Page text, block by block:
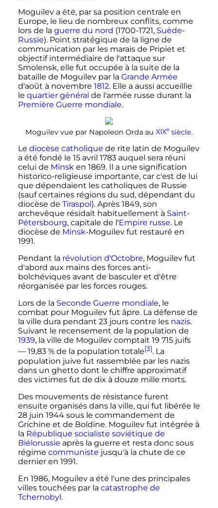
Moguilev a été, par sa position centrale en
Europe, le lieu de nombreux conflits, comme
lors de la guerre du nord (1700-1721, Suède-
Russie). Point stratégique de la ligne de
communication par les marais de Pripiet et
objectif intermédiaire de l'attaque sur
Smolensk, elle fut occupée à la suite de la
bataille de Moguilev par la Grande Armée
d'août à novembre 1812. Elle a aussi accueillie
le quartier général de l'armée russe durant la
Première Guerre mondiale.
Moguilev vue par Napoleon Orda au XIXe siècle.
Le diocèse catholique de rite latin de Moguilev
a été fondé le 15 avril 1783auquel sera réuni
celui de Minsken 1869. Il a une signification
historico-religieuse importante, car c'est de lui
que dépendaient les catholiques de Russie
(sauf certaines régions du sud, dépendant du
diocèse de Tiraspol ). Après 1849, son
archevêque résidait habituellement à Saint-
Pétersbourg, capitale de l'Empire russe. Le
diocèse de Minsk-Moguilev fut restauré en
1991.
Pendant la révolution d'Octobre, Moguilev fut
d'abord aux mains des forces anti-
bolchéviques avant de basculer et d'être
réorganisée par les forces rouges.
Lors de la Seconde Guerre mondiale, le
combat pour Moguilev fut âpre. La défense de
la ville dura pendant 23 jours contre les nazis.
Suivant le recensement de la population de
1939, la ville de Moguilev comptait 19 715 juifs
— 19,83 % de la population totale[3]. La
population juive fut rassemblée par les nazis
dans un ghetto dont le chiffre approximatif
des victimes fut de dix à douze mille morts.
Des mouvements de résistance furent
ensuite organisés dans la ville, qui fut libérée le
28 juin 1944sous le commandement de
Grichine et de Boldine. Moguilev fut intégrée à
la République socialiste soviétique de
Biélorussie après la guerre et resta donc sous
régime communiste jusqu'à la chute de ce
dernier en 1991.
En 1986, Moguilev a été l'une des principales
villes touchées par la catastrophe de
Tchernobyl.